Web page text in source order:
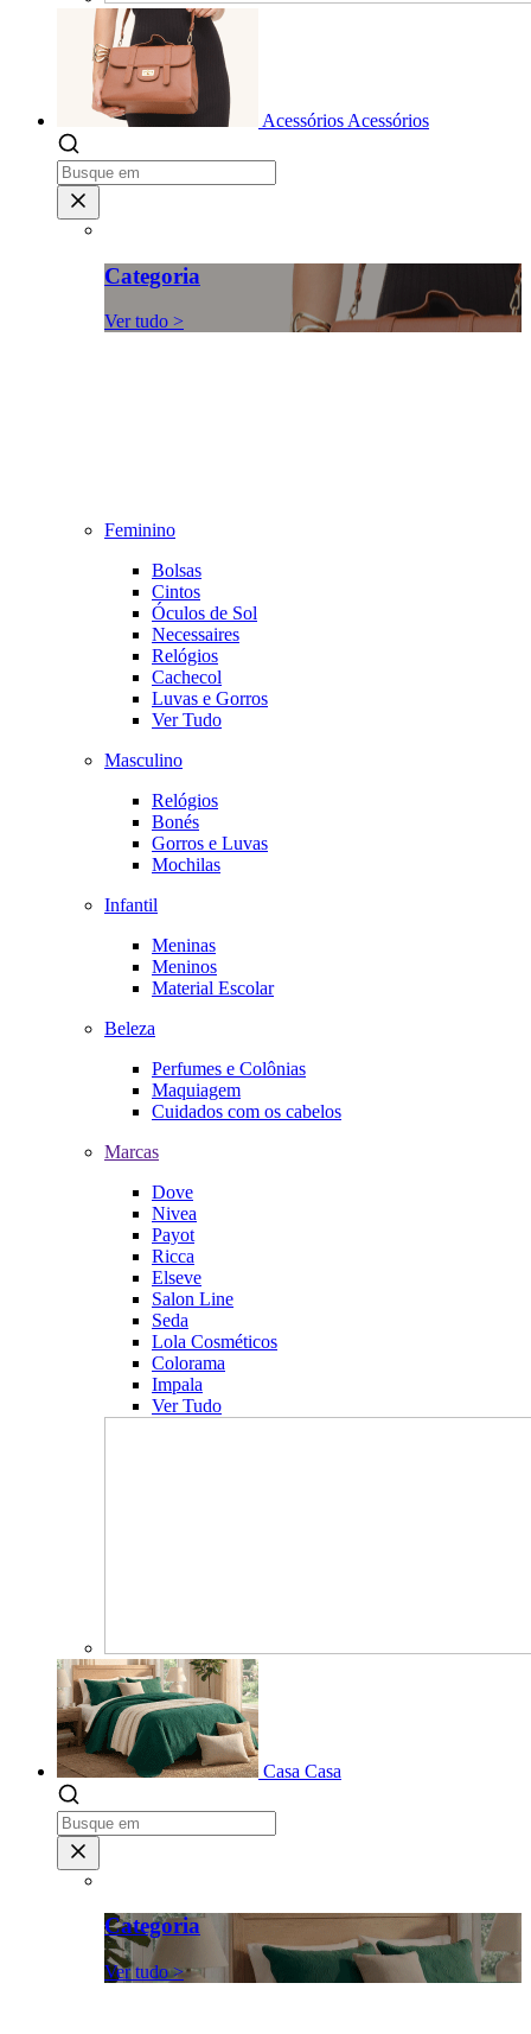
Acessórios Acessórios
Categoria
Ver tudo >
Feminino
Bolsas
Cintos
Óculos de Sol
Necessaires
Relógios
Cachecol
Luvas e Gorros
Ver Tudo
Masculino
Relógios
Bonés
Gorros e Luvas
Mochilas
Infantil
Meninas
Meninos
Material Escolar
Beleza
Perfumes e Colônias
Maquiagem
Cuidados com os cabelos
Marcas
Dove
Nivea
Payot
Ricca
Elseve
Salon Line
Seda
Lola Cosméticos
Colorama
Impala
Ver Tudo
Casa Casa
Categoria
Ver tudo >